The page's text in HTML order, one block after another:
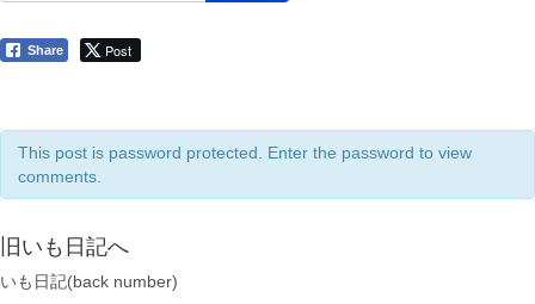
Share Post
This post is password protected. Enter the password to view
comments.
旧いも日記へ
いも日記(back number)